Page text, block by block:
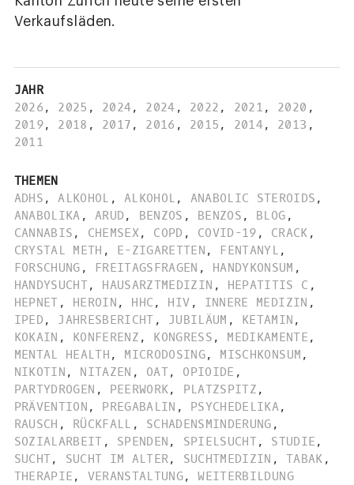
Verkaufsläden.
JAHR
2026 , 2025 , 2024, 2024 , 2022 , 2021 , 2020 ,
2019, 2018 , 2017 , 2016 , 2015 , 2014, 2013 ,
2011
THEMEN
ADHS , ALKOHOL , ALKOHOL , ANABOLIC STEROIDS ,
ANABOLIKA , ARUD , BENZOS , BENZOS , BLOG ,
CANNABIS , CHEMSEX , COPD , COVID-19 , CRACK ,
CRYSTAL METH , E-ZIGARETTEN , FENTANYL ,
FORSCHUNG , FREITAGSFRAGEN , HANDYKONSUM ,
HANDYSUCHT, HAUSARZTMEDIZIN , HEPATITIS C ,
HEPNET , HEROIN , HHC , HIV , INNERE MEDIZIN ,
IPED , JAHRESBERICHT , JUBILÄUM , KETAMIN ,
KOKAIN , KONFERENZ , KONGRESS , MEDIKAMENTE ,
MENTAL HEALTH , MICRODOSING, MISCHKONSUM ,
NIKOTIN , NITAZEN , OAT, OPIOIDE ,
PARTYDROGEN , PEERWORK, PLATZSPITZ ,
PRÄVENTION , PREGABALIN , PSYCHEDELIKA,
RAUSCH , RÜCKFALL , SCHADENSMINDERUNG ,
SOZIALARBEIT , SPENDEN , SPIELSUCHT, STUDIE ,
SUCHT, SUCHT IM ALTER, SUCHTMEDIZIN , TABAK ,
THERAPIE , VERANSTALTUNG, WEITERBILDUNG